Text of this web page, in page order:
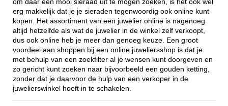
om daar een mooi sieraad uit te mogen zoeken, is het ook wel
erg makkelijk dat je je sieraden tegenwoordig ook online kunt
kopen. Het assortiment van een juwelier online is nagenoeg
altijd hetzelfde als wat de juwelier in de winkel zelf verkoopt,
dus ook online heb je meer dan genoeg keuze. Een groot
voordeel aan shoppen bij een online juweliersshop is dat je
met behulp van een zoekfilter al je wensen kunt doorgeven en
zo gericht kunt zoeken naar bijvoorbeeld een gouden ketting,
zonder dat je daarvoor de hulp van een verkoper in de
juwelierswinkel hoeft in te schakelen.